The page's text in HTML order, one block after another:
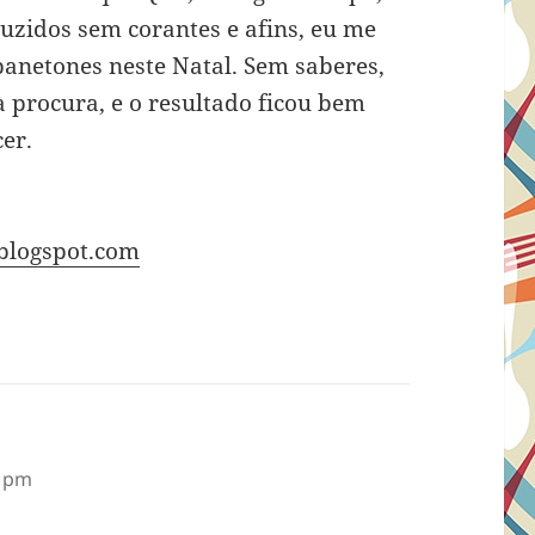
sem corantes e afins, eu me
neste Natal. Sem saberes,
procura, e o resultado ficou bem